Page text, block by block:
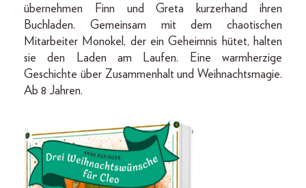
übernehmen Finn und Greta kurzerhand ihren
Buchladen. Gemeinsam mit dem chaotischen
Mitarbeiter Monokel, der ein Geheimnis hütet, halten
sie den Laden am Laufen. Eine warmherzige
Geschichte über Zusammenhalt und Weihnachtsmagie.
Ab 8 Jahren.